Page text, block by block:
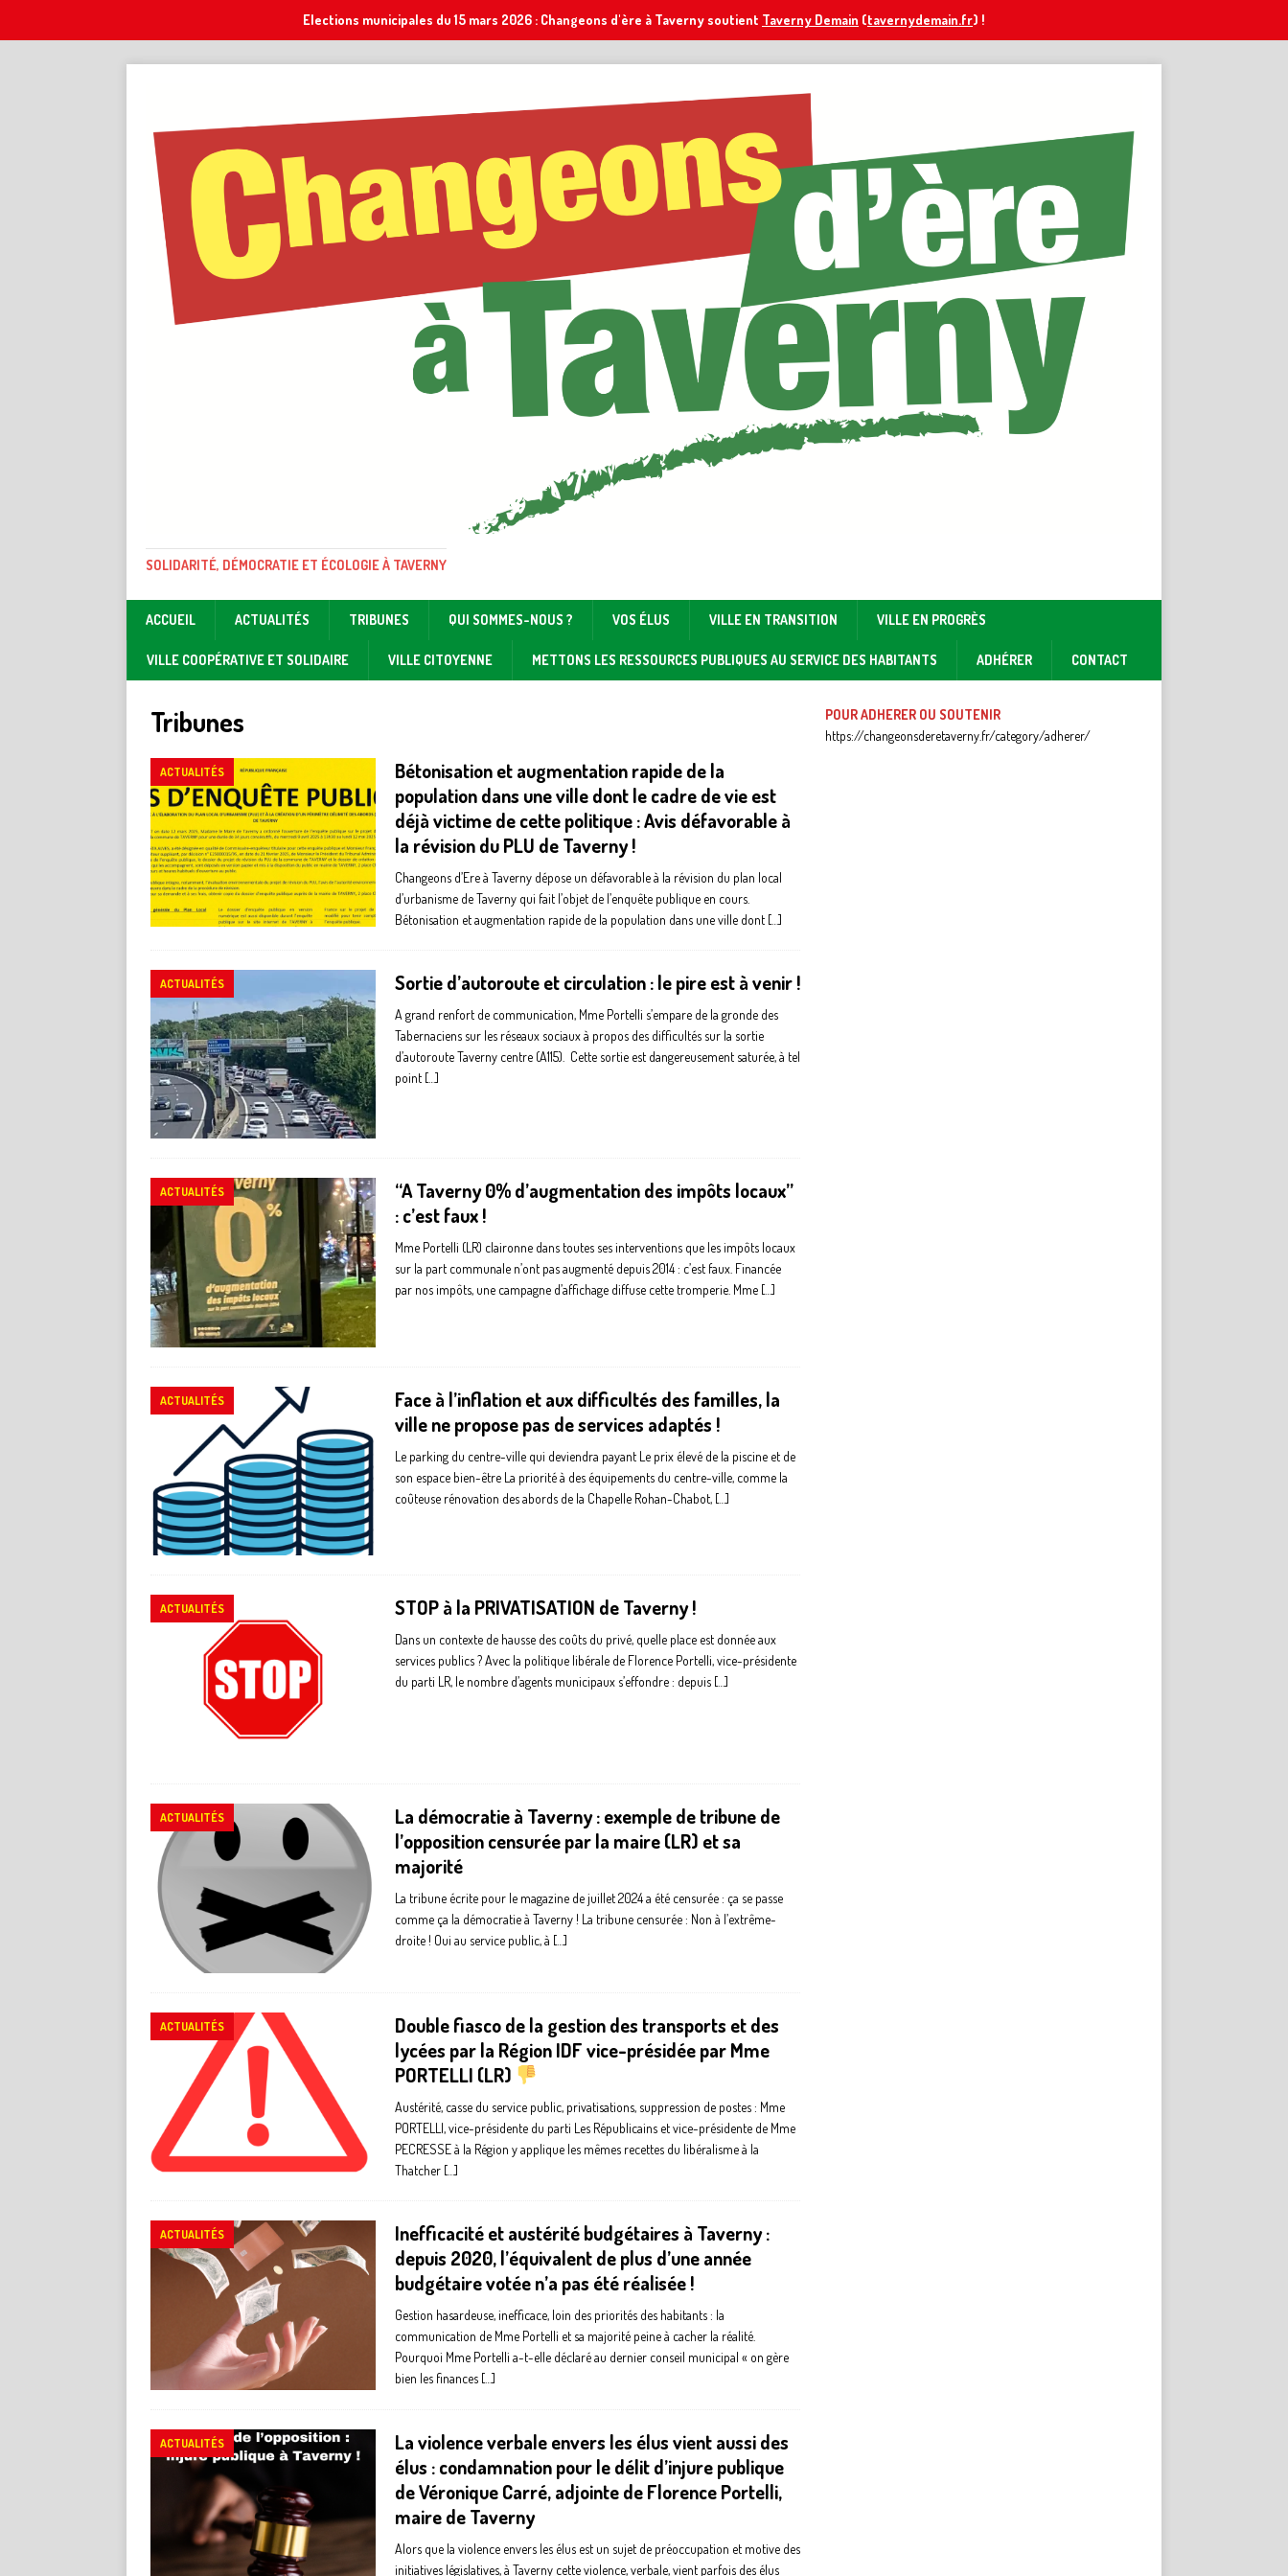
Elections municipales du 15 mars 2026 : Changeons d'ère à Taverny soutient Taverny Demain (tavernydemain.fr) !
SOLIDARITÉ, DÉMOCRATIE ET ÉCOLOGIE À TAVERNY
ACCUEIL ACTUALITÉS TRIBUNES QUI SOMMES-NOUS ? VOS ÉLUS VILLE EN TRANSITION VILLE EN PROGRÈS
VILLE COOPÉRATIVE ET SOLIDAIRE VILLE CITOYENNE METTONS LES RESSOURCES PUBLIQUES AU SERVICE DES HABITANTS ADHÉRER CONTACT
Tribunes
ACTUALITÉS
Bétonisation et augmentation rapide de la
population dans une ville dont le cadre de vie est
déjà victime de cette politique : Avis défavorable à
la révision du PLU de Taverny !
Changeons d’Ere à Taverny dépose un défavorable à la révision du plan local
d’urbanisme de Taverny qui fait l’objet de l’enquête publique en cours.
Bétonisation et augmentation rapide de la population dans une ville dont […]
ACTUALITÉS Sortie d’autoroute et circulation : le pire est à venir !
A grand renfort de communication, Mme Portelli s’empare de la gronde des
Tabernaciens sur les réseaux sociaux à propos des difficultés sur la sortie
d’autoroute Taverny centre (A115). Cette sortie est dangereusement saturée, à tel
point […]
ACTUALITÉS
“A Taverny 0% d’augmentation des impôts locaux”
: c’est faux !
Mme Portelli (LR) claironne dans toutes ses interventions que les impôts locaux
sur la part communale n’ont pas augmenté depuis 2014 : c’est faux. Financée
par nos impôts, une campagne d’affichage diffuse cette tromperie. Mme […]
ACTUALITÉS
Face à l’inflation et aux difficultés des familles, la
ville ne propose pas de services adaptés !
Le parking du centre-ville qui deviendra payant Le prix élevé de la piscine et de
son espace bien-être La priorité à des équipements du centre-ville, comme la
coûteuse rénovation des abords de la Chapelle Rohan-Chabot, […]
ACTUALITÉS STOP à la PRIVATISATION de Taverny !
Dans un contexte de hausse des coûts du privé, quelle place est donnée aux
services publics ? Avec la politique libérale de Florence Portelli, vice-présidente
du parti LR, le nombre d’agents municipaux s’effondre : depuis […]
ACTUALITÉS
La démocratie à Taverny : exemple de tribune de
l’opposition censurée par la maire (LR) et sa
majorité
La tribune écrite pour le magazine de juillet 2024 a été censurée : ça se passe
comme ça la démocratie à Taverny ! La tribune censurée : Non à l’extrême-
droite ! Oui au service public, à […]
ACTUALITÉS
Double fiasco de la gestion des transports et des
lycées par la Région IDF vice-présidée par Mme
PORTELLI (LR)
Austérité, casse du service public, privatisations, suppression de postes : Mme
PORTELLI, vice-présidente du parti Les Républicains et vice-présidente de Mme
PECRESSE à la Région y applique les mêmes recettes du libéralisme à la
Thatcher […]
ACTUALITÉS
Inefficacité et austérité budgétaires à Taverny :
depuis 2020, l’équivalent de plus d’une année
budgétaire votée n’a pas été réalisée !
Gestion hasardeuse, inefficace, loin des priorités des habitants : la
communication de Mme Portelli et sa majorité peine à cacher la réalité.
Pourquoi Mme Portelli a-t-elle déclaré au dernier conseil municipal « on gère
bien les finances […]
ACTUALITÉS
La violence verbale envers les élus vient aussi des
élus : condamnation pour le délit d’injure publique
de Véronique Carré, adjointe de Florence Portelli,
maire de Taverny
Alors que la violence envers les élus est un sujet de préoccupation et motive des
initiatives législatives, à Taverny cette violence, verbale, vient parfois des élus
POUR ADHERER OU SOUTENIR
https://changeonsderetaverny.fr/category/adherer/